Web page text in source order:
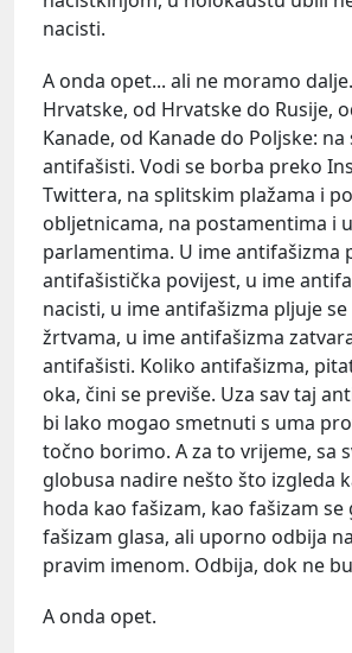
nacisti.
A onda opet... ali ne moramo
Hrvatske, od Hrvatske do Rusije,
Kanade, od Kanade do Poljske:
antifašisti. Vodi se borba preko
Twittera, na splitskim plažama i
obljetnicama, na postamentima i u
parlamentima. U ime antifašizma
antifašistička povijest, u ime
nacisti, u ime antifašizma pljuje
žrtvama, u ime antifašizma
antifašisti. Koliko antifašizma,
oka, čini se previše. Uza sav taj
bi lako mogao smetnuti s uma
točno borimo. A za to vrijeme, sa
globusa nadire nešto što izgleda
hoda kao fašizam, kao fašizam se
fašizam glasa, ali uporno odbija
pravim imenom. Odbija, dok ne
A onda opet.